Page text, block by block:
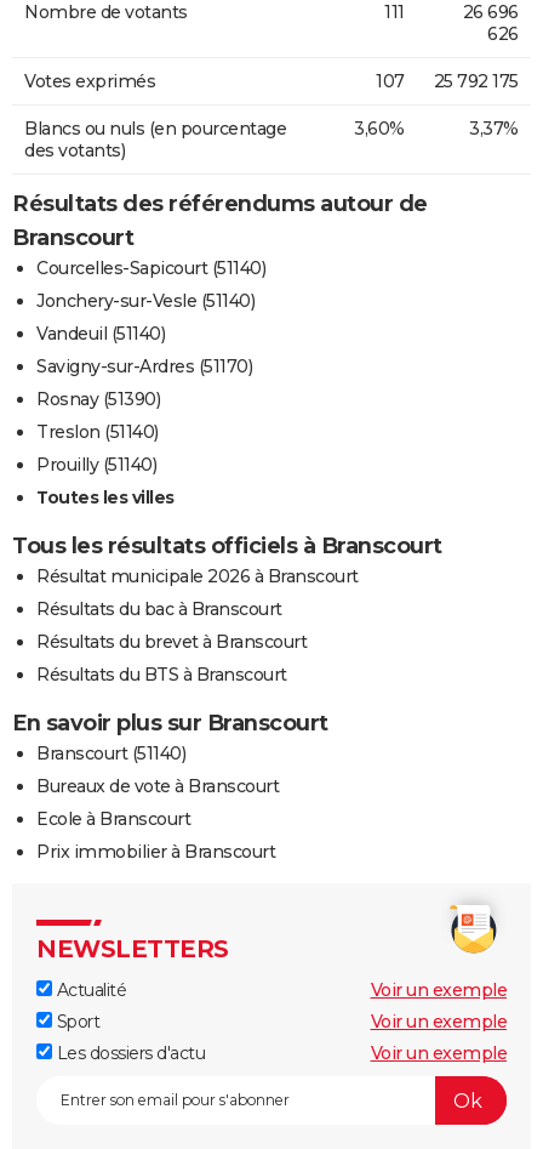
Nombre de votants 111
26 696
626
Votes exprimés 107 25 792 175
Blancs ou nuls (en pourcentage
des votants)
3,60% 3,37%
Résultats des référendums autour de
Branscourt
Courcelles-Sapicourt (51140)
Jonchery-sur-Vesle (51140)
Vandeuil (51140)
Savigny-sur-Ardres (51170)
Rosnay (51390)
Treslon (51140)
Prouilly (51140)
Toutes les villes
Tous les résultats officiels à Branscourt
Résultat municipale 2026 à Branscourt
Résultats du bac à Branscourt
Résultats du brevet à Branscourt
Résultats du BTS à Branscourt
En savoir plus sur Branscourt
Branscourt (51140)
Bureaux de vote à Branscourt
Ecole à Branscourt
Prix immobilier à Branscourt
NEWSLETTERS
Actualité
Voir un exemple
Sport
Voir un exemple
Les dossiers d'actu
Voir un exemple